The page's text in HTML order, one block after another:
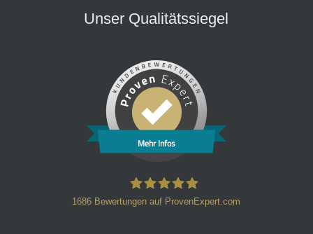
Unser Qualitätssiegel
Mehr Infos
1686 Bewertungen auf ProvenExpert.com